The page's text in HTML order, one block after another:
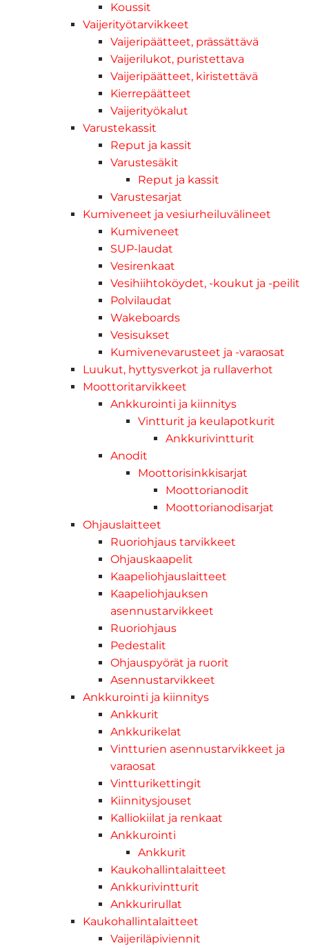
Koussit
Vaijerityötarvikkeet
Vaijeripäätteet, prässättävä
Vaijerilukot, puristettava
Vaijeripäätteet, kiristettävä
Kierrepäätteet
Vaijerityökalut
Varustekassit
Reput ja kassit
Varustesäkit
Reput ja kassit
Varustesarjat
Kumiveneet ja vesiurheiluvälineet
Kumiveneet
SUP-laudat
Vesirenkaat
Vesihiihtoköydet, -koukut ja -peilit
Polvilaudat
Wakeboards
Vesisukset
Kumivenevarusteet ja -varaosat
Luukut, hyttysverkot ja rullaverhot
Moottoritarvikkeet
Ankkurointi ja kiinnitys
Vintturit ja keulapotkurit
Ankkurivintturit
Anodit
Moottorisinkkisarjat
Moottorianodit
Moottorianodisarjat
Ohjauslaitteet
Ruoriohjaus tarvikkeet
Ohjauskaapelit
Kaapeliohjauslaitteet
Kaapeliohjauksen
asennustarvikkeet
Ruoriohjaus
Pedestalit
Ohjauspyörät ja ruorit
Asennustarvikkeet
Ankkurointi ja kiinnitys
Ankkurit
Ankkurikelat
Vintturien asennustarvikkeet ja
varaosat
Vintturikettingit
Kiinnitysjouset
Kalliokiilat ja renkaat
Ankkurointi
Ankkurit
Kaukohallintalaitteet
Ankkurivintturit
Ankkurirullat
Kaukohallintalaitteet
Vaijeriläpiviennit